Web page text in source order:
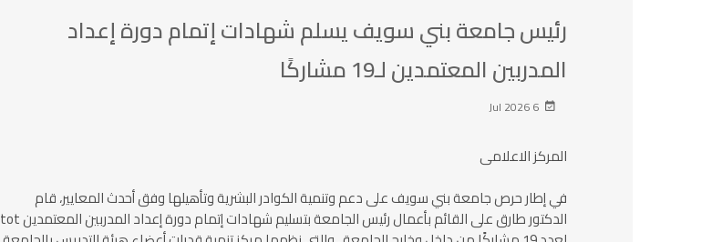
رئيس جامعة بني سويف يسلم شهادات إتمام دورة إعداد
المدربين المعتمدين لـ19 مشاركًا
6 Jul 2026
المركز الاعلامى
في إطار حرص جامعة بني سويف على دعم وتنمية الكوادر البشرية وتأهيلها وفق أحدث المعايير، قام
الدكتور طارق على القائم بأعمال رئيس الجامعة بتسليم شهادات إتمام دورة إعداد المدربين المعتمدين tot